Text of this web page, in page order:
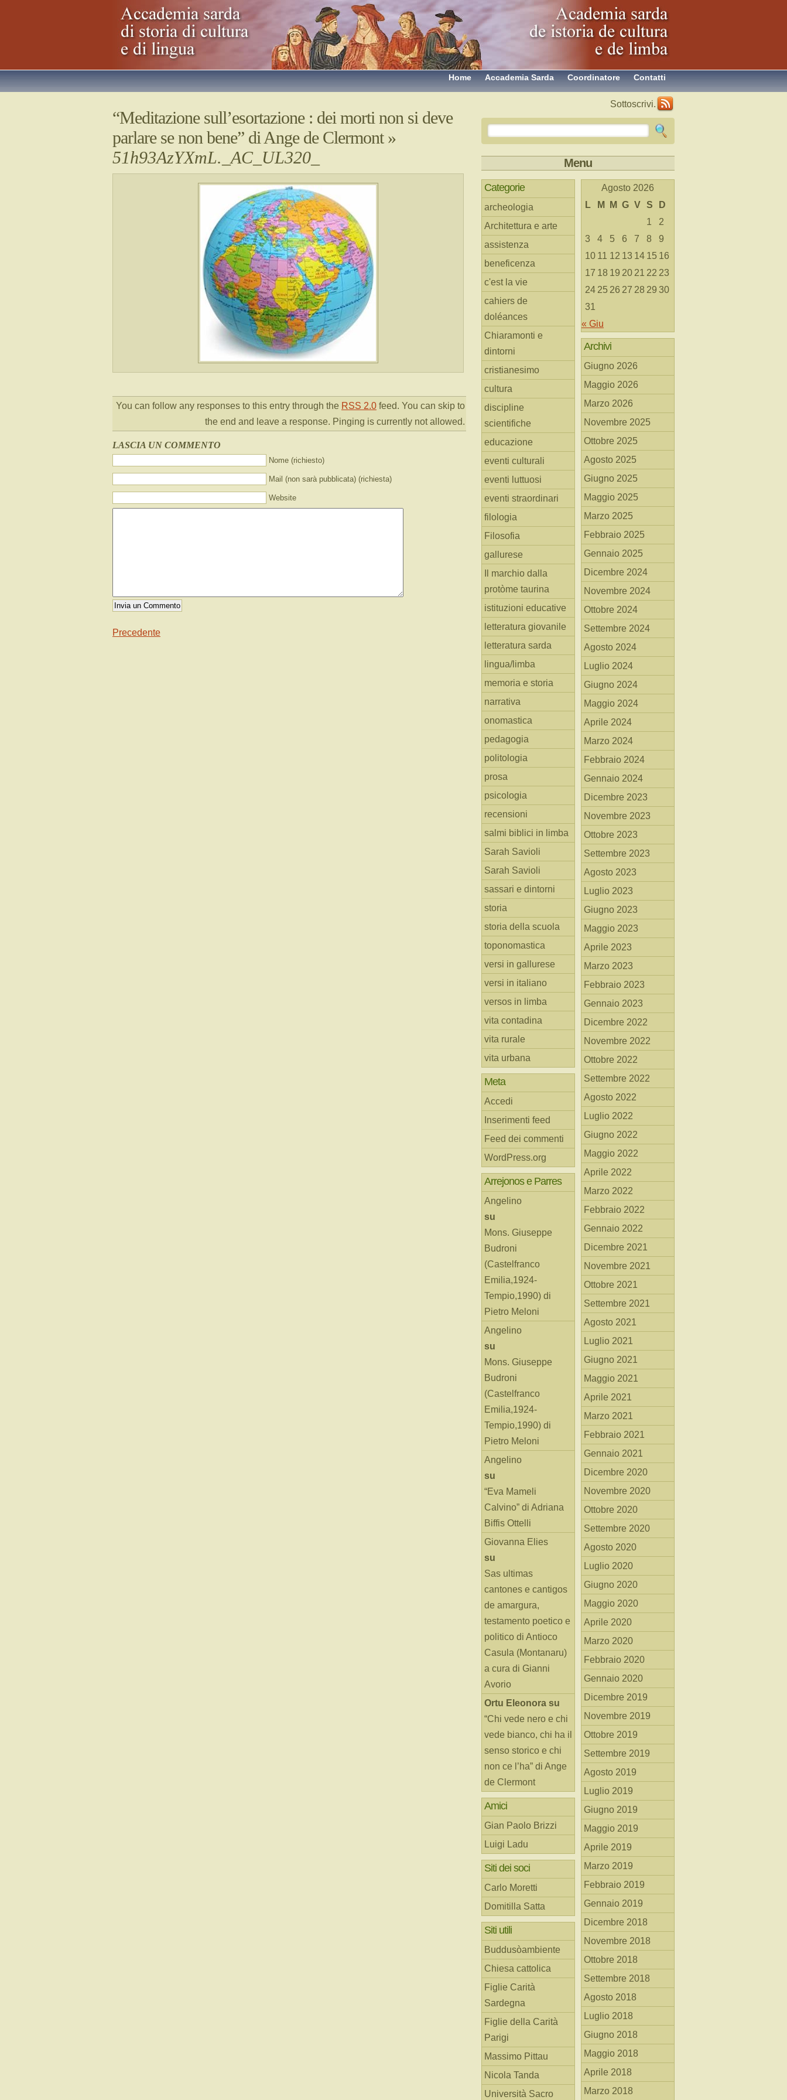
Contatti
Coordinatore
Accademia Sarda
Home
“Meditazione sull’esortazione : dei morti non si deve
parlare se non bene” di Ange de Clermont»
51h93AzYXmL._AC_UL320_
You can follow any responses to this entry through the RSS 2.0 feed. You can skip to
the end and leave a response. Pinging is currently not allowed.
LASCIA UN COMMENTO
Nome (richiesto)
Mail (non sarà pubblicata) (richiesta)
Website
Precedente
Sottoscrivi.
Menu
Categorie
archeologia
Architettura e arte
assistenza
beneficenza
c'est la vie
cahiers de
doléances
Chiaramonti e
dintorni
cristianesimo
cultura
discipline
scientifiche
educazione
eventi culturali
eventi luttuosi
eventi straordinari
filologia
Filosofia
gallurese
Il marchio dalla
protòme taurina
istituzioni educative
letteratura giovanile
letteratura sarda
lingua/limba
memoria e storia
narrativa
onomastica
pedagogia
politologia
prosa
psicologia
recensioni
salmi biblici in limba
Sarah Savioli
Sarah Savioli
sassari e dintorni
storia
storia della scuola
toponomastica
versi in gallurese
versi in italiano
versos in limba
vita contadina
vita rurale
vita urbana
Meta
Accedi
Inserimenti feed
Feed dei commenti
WordPress.org
Arrejonos e Parres
Angelino
su
Mons. Giuseppe
Budroni
(Castelfranco
Emilia,1924-
Tempio,1990) di
Pietro Meloni
Angelino
su
Mons. Giuseppe
Budroni
(Castelfranco
Emilia,1924-
Tempio,1990) di
Pietro Meloni
Angelino
su
“Eva Mameli
Calvino” di Adriana
Biffis Ottelli
Giovanna Elies
su
Sas ultimas
cantones e cantigos
de amargura,
testamento poetico e
politico di Antioco
Casula (Montanaru)
a cura di Gianni
Avorio
Ortu Eleonora su
“Chi vede nero e chi
vede bianco, chi ha il
senso storico e chi
non ce l’ha” di Ange
de Clermont
Amici
Gian Paolo Brizzi
Luigi Ladu
Siti dei soci
Carlo Moretti
Domitilla Satta
Siti utili
Buddusòambiente
Chiesa cattolica
Figlie Carità
Sardegna
Figlie della Carità
Parigi
Massimo Pittau
Nicola Tanda
Università Sacro
Agosto 2026
L
M M G V S
D
1
2
3
4 5 6 7 8
9
10 11 12 13 14 15 16
17 18 19 20 21 22 23
24 25 26 27 28 29 30
31
« Giu
Archivi
Giugno 2026
Maggio 2026
Marzo 2026
Novembre 2025
Ottobre 2025
Agosto 2025
Giugno 2025
Maggio 2025
Marzo 2025
Febbraio 2025
Gennaio 2025
Dicembre 2024
Novembre 2024
Ottobre 2024
Settembre 2024
Agosto 2024
Luglio 2024
Giugno 2024
Maggio 2024
Aprile 2024
Marzo 2024
Febbraio 2024
Gennaio 2024
Dicembre 2023
Novembre 2023
Ottobre 2023
Settembre 2023
Agosto 2023
Luglio 2023
Giugno 2023
Maggio 2023
Aprile 2023
Marzo 2023
Febbraio 2023
Gennaio 2023
Dicembre 2022
Novembre 2022
Ottobre 2022
Settembre 2022
Agosto 2022
Luglio 2022
Giugno 2022
Maggio 2022
Aprile 2022
Marzo 2022
Febbraio 2022
Gennaio 2022
Dicembre 2021
Novembre 2021
Ottobre 2021
Settembre 2021
Agosto 2021
Luglio 2021
Giugno 2021
Maggio 2021
Aprile 2021
Marzo 2021
Febbraio 2021
Gennaio 2021
Dicembre 2020
Novembre 2020
Ottobre 2020
Settembre 2020
Agosto 2020
Luglio 2020
Giugno 2020
Maggio 2020
Aprile 2020
Marzo 2020
Febbraio 2020
Gennaio 2020
Dicembre 2019
Novembre 2019
Ottobre 2019
Settembre 2019
Agosto 2019
Luglio 2019
Giugno 2019
Maggio 2019
Aprile 2019
Marzo 2019
Febbraio 2019
Gennaio 2019
Dicembre 2018
Novembre 2018
Ottobre 2018
Settembre 2018
Agosto 2018
Luglio 2018
Giugno 2018
Maggio 2018
Aprile 2018
Marzo 2018